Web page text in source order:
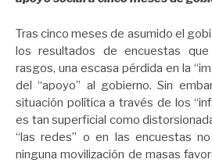
Tras cinco meses de asumido el
los resultados de encuestas
rasgos, una escasa pérdida en la
del “apoyo” al gobierno. Sin
situación política a través de los
es tan superficial como
“las redes” o en las encuestas
ninguna movilización de masas